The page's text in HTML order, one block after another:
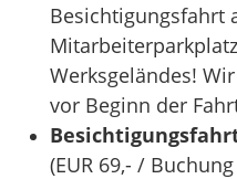
Besichtigungsfahrt
Mitarbeiterparkplatz
Werksgeländes!
vor Beginn der
(EUR 69,- /